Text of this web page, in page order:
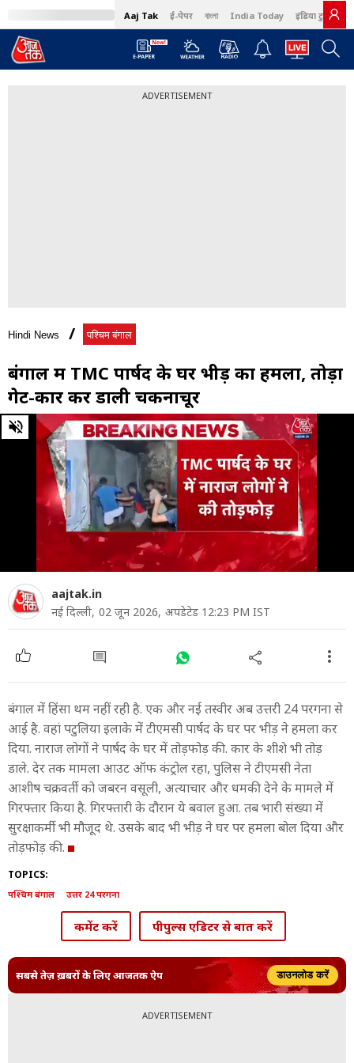
Aaj Tak ई-पेपर বাংলা India Today इंडिया टुडे हिंदी
ADVERTISEMENT
Hindi News पश्चिम बंगाल
बंगाल में TMC पार्षद के घर भीड़ का हमला, तोड़ा
गेट-कार कर डाली चकनाचूर
0
of
aajtak.in
नई दिल्ली, 02 जून 2026, अपडेटेड 12:23 PM IST
बंगाल में हिंसा थम नहीं रही है. एक और नई तस्वीर अब उत्तरी 24 परगना से
आई है. वहां पटुलिया इलाके में टीएमसी पार्षद के घर पर भीड़ ने हमला कर
दिया. नाराज लोगों ने पार्षद के घर में तोड़फोड़ की. कार के शीशे भी तोड़
डाले. देर तक मामला आउट ऑफ कंट्रोल रहा, पुलिस ने टीएमसी नेता
आशीष चक्रवर्ती को जबरन वसूली, अत्याचार और धमकी देने के मामले में
गिरफ्तार किया है. गिरफ्तारी के दौरान ये बवाल हुआ. तब भारी संख्या में
सुरक्षाकर्मी भी मौजूद थे. उसके बाद भी भीड़ ने घर पर हमला बोल दिया और
तोड़फोड़ की.
TOPICS:
पश्चिम बंगाल उत्तर 24 परगना
कमेंट करें पीपुल्स एडिटर से बात करें
सबसे तेज़ ख़बरों के लिए आजतक ऐप डाउनलोड करें
ADVERTISEMENT